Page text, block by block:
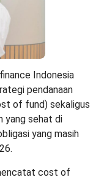
Indonesia
pendanaan
of fund) sekaligus
yang sehat di
yang masih
cost of